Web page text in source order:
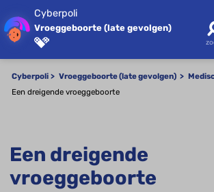
Cyberpoli
Vroeggeboorte (late gevolgen)
Cyberpoli Vroeggeboorte (late gevolgen)
Een dreigende vroeggeboorte
Een dreigende
vroeggeboorte